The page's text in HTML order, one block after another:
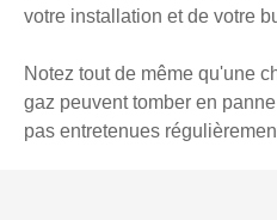
votre installation et de votre
Notez tout de même qu'une
gaz peuvent tomber en
pas entretenues